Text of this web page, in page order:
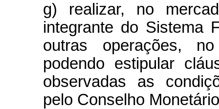
g) realizar, no
integrante do Sistema
outras operações,
podendo estipular
observadas as
pelo Conselho